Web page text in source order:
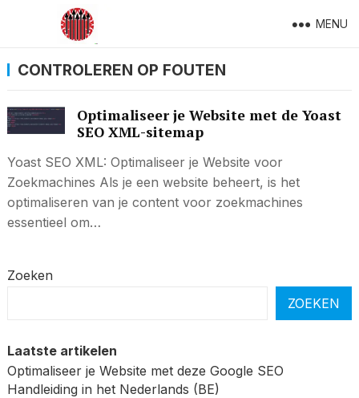
MENU
CONTROLEREN OP FOUTEN
Optimaliseer je Website met de Yoast
SEO XML-sitemap
Yoast SEO XML: Optimaliseer je Website voor
Zoekmachines Als je een website beheert, is het
optimaliseren van je content voor zoekmachines
essentieel om…
Zoeken
ZOEKEN
Laatste artikelen
Optimaliseer je Website met deze Google SEO
Handleiding in het Nederlands (BE)